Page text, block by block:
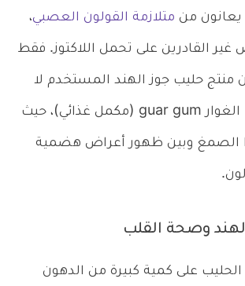
من متلازمة القولون العصبي،
القادرين على تحمل اللاكتوز. فقط
منتج حليب جوز الهند المستخدم لا
يحتوي على صمغ الغوار guar gum (مكمل غذائي)، حيث
الصمغ وبين ظهور أعراض هضمية
الحليب على كمية كبيرة من الدهون